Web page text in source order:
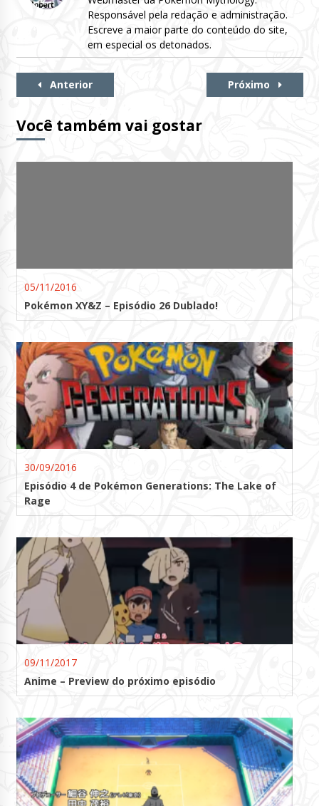
Responsável pela redação e administração.
Escreve a maior parte do conteúdo do site,
em especial os detonados.
Continue
Anterior Próximo
Você também vai gostar
05/11/2016
Pokémon XY&Z – Episódio 26 Dublado!
30/09/2016
Episódio 4 de Pokémon Generations: The Lake of
Rage
09/11/2017
Anime – Preview do próximo episódio